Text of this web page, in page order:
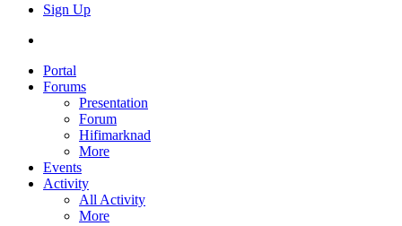
Sign Up
Portal
Forums
Presentation
Forum
Hifimarknad
More
Events
Activity
All Activity
More